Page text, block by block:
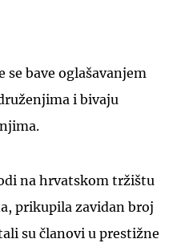
bave oglašavanjem
i bivaju
na hrvatskom tržištu
prikupila zavidan broj
su članovi u prestižne